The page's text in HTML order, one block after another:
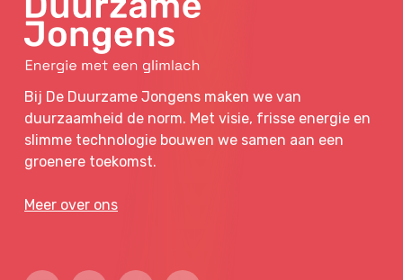
Bij De Duurzame Jongens maken we van
duurzaamheid de norm. Met visie, frisse energie en
slimme technologie bouwen we samen aan een
groenere toekomst.
Meer over ons